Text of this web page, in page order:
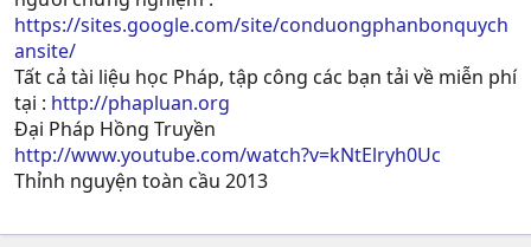
https://sites.google.com/site/conduongphanbonquych
ansite/
Tất cả tài liệu học Pháp, tập công các bạn tải về miễn phí
tại : http://phapluan.org
Đại Pháp Hồng Truyền
http://www.youtube.com/watch?v=kNtElryh0Uc
Thỉnh nguyện toàn cầu 2013